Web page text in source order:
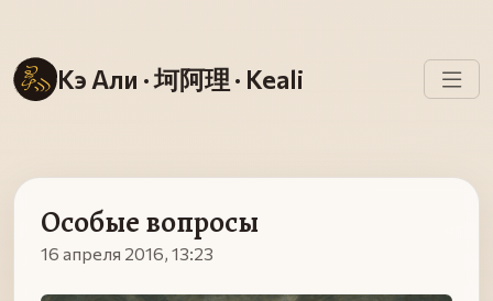
Кэ Али · 坷阿理 · Keali
Особые вопросы
16 апреля 2016, 13:23